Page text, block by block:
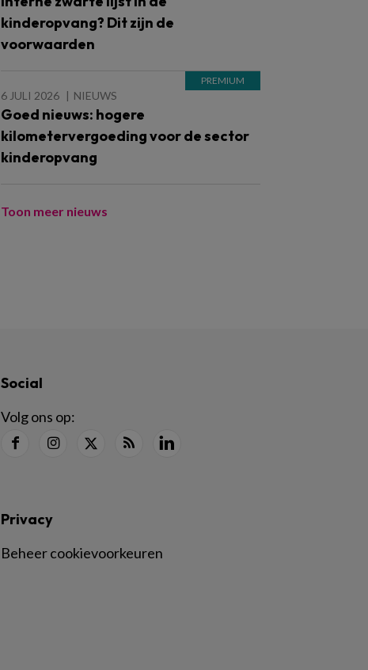
kinderopvang? Dit zijn de
voorwaarden
6 JULI 2026 NIEUWS
Goed nieuws: hogere
kilometervergoeding voor de sector
kinderopvang
Toon meer nieuws
Social
Volg ons op:
Privacy
Beheer cookievoorkeuren